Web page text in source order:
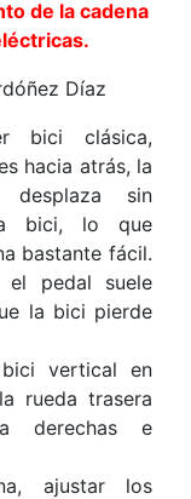
de la cadena
Díaz
bici clásica,
hacia atrás, la
desplaza sin
bici, lo que
bastante fácil.
el pedal suele
la bici pierde
vertical en
rueda trasera
derechas e
ajustar los